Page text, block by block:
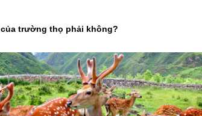
trường thọ phải không?